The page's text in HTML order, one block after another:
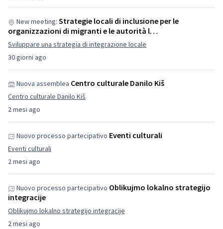
30 giorni ago
New meeting: Strategie locali di inclusione per le
organizzazioni di migranti e le autorità l…
Sviluppare una strategia di integrazione locale
2 mesi ago
Nuova assemblea Centro culturale Danilo Kiš
Centro culturale Danilo Kiš
2 mesi ago
Nuovo processo partecipativo Eventi culturali
Eventi culturali
2 mesi ago
Nuovo processo partecipativo Oblikujmo lokalno strategijo
integracije
Oblikujmo lokalno strategijo integracije